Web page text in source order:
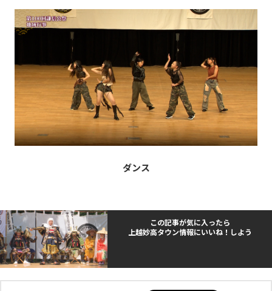
ダンス
この記事が気に入ったら
上越妙高タウン情報にいいね！しよう